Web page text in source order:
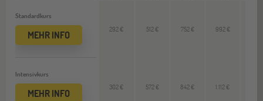
Standardkurs
MEHR INFO
Intensivkurs
MEHR INFO
292 € 512 € 752 € 992 €
302 € 572 € 842 € 1.112 €